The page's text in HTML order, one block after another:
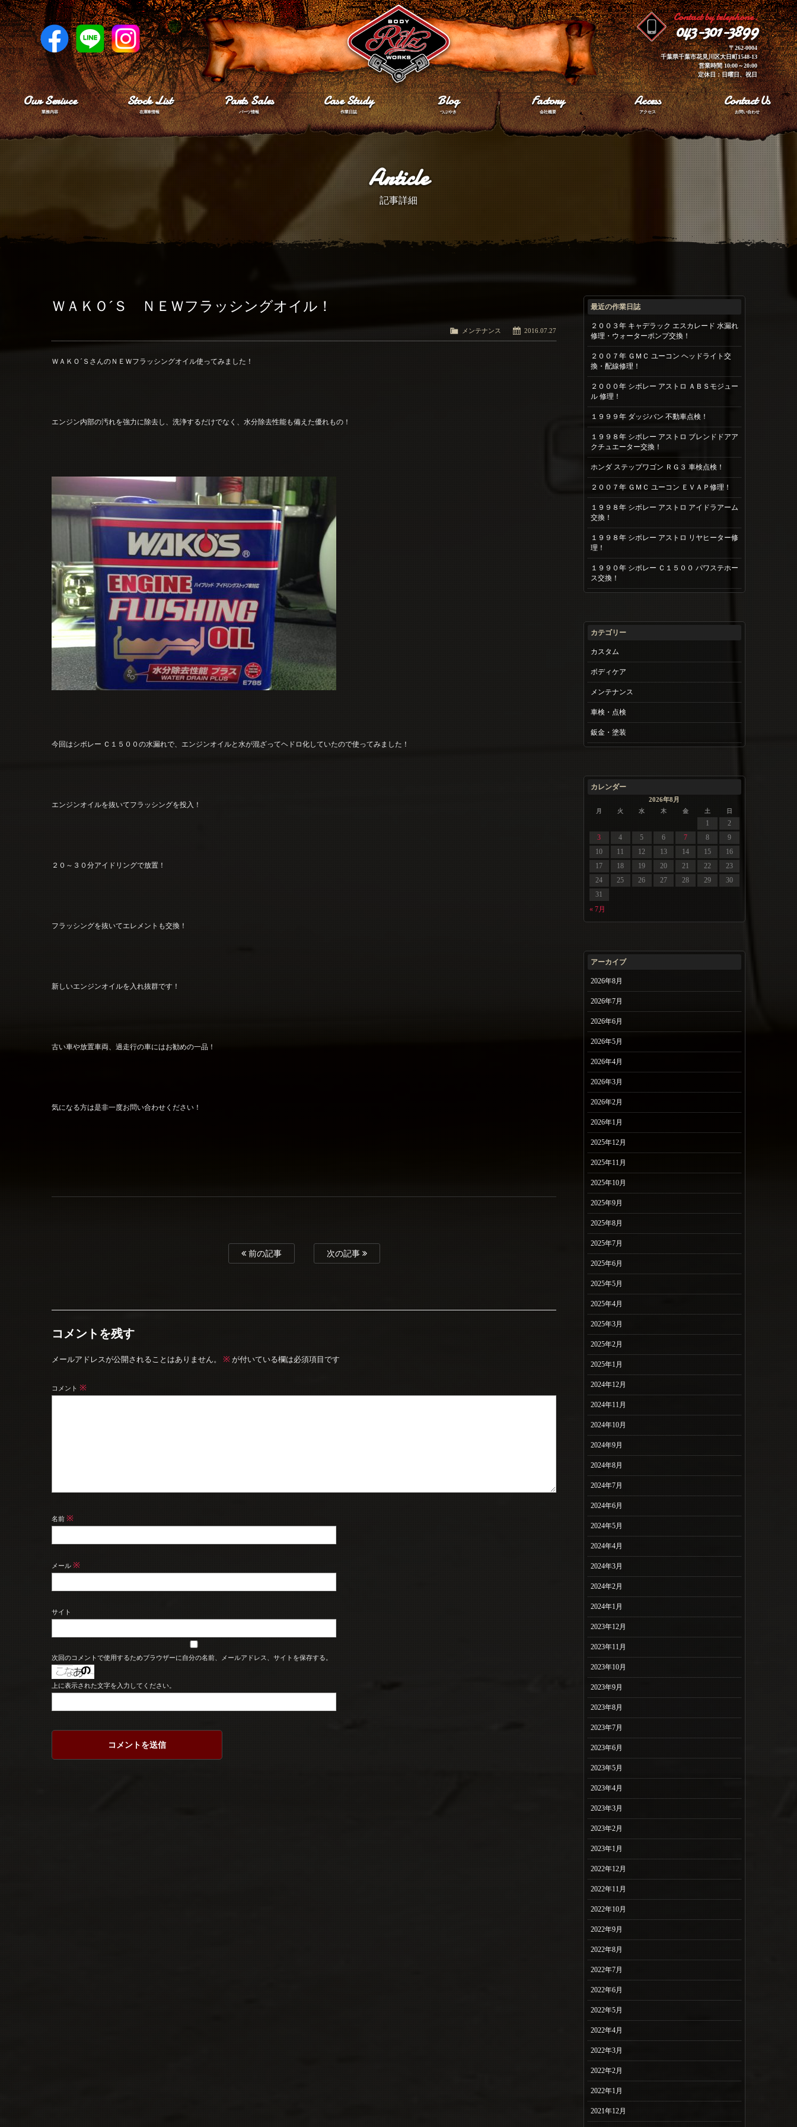
Contact by telephone.
043-301-3899
〒262-0004
千葉県千葉市花見川区大日町1548-13
営業時間 10:00～20:00
定休日：日曜日、祝日
Our Serivce
業務内容
Stock List
在庫車情報
Parts Sales
パーツ情報
Case Study
作業日誌
Blog
つぶやき
Factory
会社概要
Access
アクセス
Contact Us
お問い合わせ
Article
記事詳細
ＷＡＫＯ´Ｓ ＮＥＷフラッシングオイル！
2016.07.27
メンテナンス
ＷＡＫＯ´ＳさんのＮＥＷフラッシングオイル使ってみました！
エンジン内部の汚れを強力に除去し、洗浄するだけでなく、水分除去性能も備えた優れもの！
今回はシボレー Ｃ１５００の水漏れで、エンジンオイルと水が混ざってヘドロ化していたので使ってみました！
エンジンオイルを抜いてフラッシングを投入！
２０～３０分アイドリングで放置！
フラッシングを抜いてエレメントも交換！
新しいエンジンオイルを入れ抜群です！
古い車や放置車両、過走行の車にはお勧めの一品！
気になる方は是非一度お問い合わせください！
前の記事 次の記事
コメントを残す
メールアドレスが公開されることはありません。 ※が付いている欄は必須項目です
コメント※
名前※
メール※
サイト
次回のコメントで使用するためブラウザーに自分の名前、メールアドレス、サイトを保存する。
上に表示された文字を入力してください。
最近の作業日誌
２００３年 キャデラック エスカレード 水漏れ
修理・ウォーターポンプ交換！
２００７年 ＧＭＣ ユーコン ヘッドライト交
換・配線修理！
２０００年 シボレー アストロ ＡＢＳモジュー
ル 修理！
１９９９年 ダッジバン 不動車点検！
１９９８年 シボレー アストロ ブレンドドアア
クチュエーター交換！
ホンダ ステップワゴン ＲＧ３ 車検点検！
２００７年 ＧＭＣ ユーコン ＥＶＡＰ修理！
１９９８年 シボレー アストロ アイドラアーム
交換！
１９９８年 シボレー アストロ リヤヒーター修
理！
１９９０年 シボレー Ｃ１５００ パワステホー
ス交換！
カテゴリー
カスタム
ボディケア
メンテナンス
車検・点検
鈑金・塗装
カレンダー
2026年8月
月 火 水 木 金 土 日
« 7月
1
2
3
4 5 6 7 8
9
10
11 12 13 14 15
16
17
18 19 20 21 22
23
24
25 26 27 28 29
30
31
アーカイブ
2026年8月
2026年7月
2026年6月
2026年5月
2026年4月
2026年3月
2026年2月
2026年1月
2025年12月
2025年11月
2025年10月
2025年9月
2025年8月
2025年7月
2025年6月
2025年5月
2025年4月
2025年3月
2025年2月
2025年1月
2024年12月
2024年11月
2024年10月
2024年9月
2024年8月
2024年7月
2024年6月
2024年5月
2024年4月
2024年3月
2024年2月
2024年1月
2023年12月
2023年11月
2023年10月
2023年9月
2023年8月
2023年7月
2023年6月
2023年5月
2023年4月
2023年3月
2023年2月
2023年1月
2022年12月
2022年11月
2022年10月
2022年9月
2022年8月
2022年7月
2022年6月
2022年5月
2022年4月
2022年3月
2022年2月
2022年1月
2021年12月